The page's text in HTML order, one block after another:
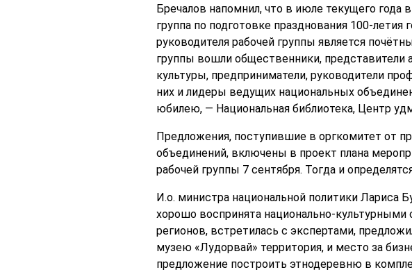
Бречалов напомнил, что в июле текущего
группа по подготовке празднования 100-
руководителя рабочей группы является
группы вошли общественники,
культуры, предприниматели, руководители
них и лидеры ведущих национальных
юбилею, — Национальная библиотека, Центр
Предложения, поступившие в оргкомитет от
объединений, включены в проект плана
рабочей группы 7 сентября. Тогда и
И.о. министра национальной политики Лариса
хорошо воспринята национально-культурными
регионов, встретилась с экспертами,
музею «Лудорвай» территория, и место за
предложение построить этнодеревню в